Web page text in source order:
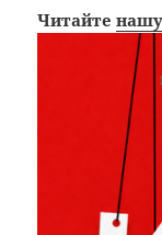
Читайте